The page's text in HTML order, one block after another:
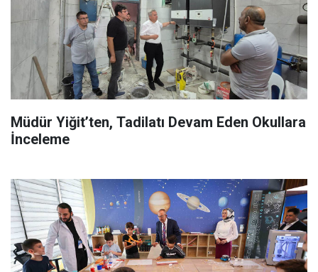
Müdür Yiğit’ten, Tadilatı Devam Eden Okullara
İnceleme